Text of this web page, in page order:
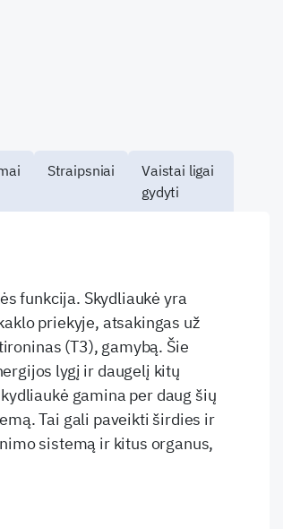
Straipsniai
Vaistai ligai
gydyti
funkcija. Skydliaukė yra
priekyje, atsakingas už
(T3), gamybą. Šie
lygį ir daugelį kitų
gamina per daug šių
Tai gali paveikti širdies ir
sistemą ir kitus organus,